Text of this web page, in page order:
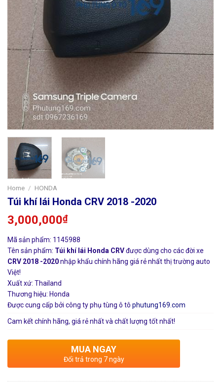
Home / HONDA
Túi khí lái Honda CRV 2018 -2020
3,000,000₫
Mã sản phẩm: 1145988
Tên sản phẩm: Túi khí lái Honda CRVđược dùng cho các đời xe
CRV 2018 -2020nhập khẩu chính hãng giá rẻ nhất thị trường auto
Việt!
Xuất xứ: Thailand
Thương hiệu: Honda
Được cung cấp bởi công ty phụ tùng ô tô phutung169.com
Cam kết chính hãng, giá rẻ nhất và chất lượng tốt nhất!
MUA NGAY
Đổi trả trong 7 ngày